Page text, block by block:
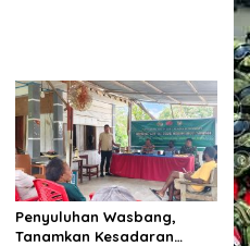
Penyuluhan Wasbang,
Tanamkan Kesadaran